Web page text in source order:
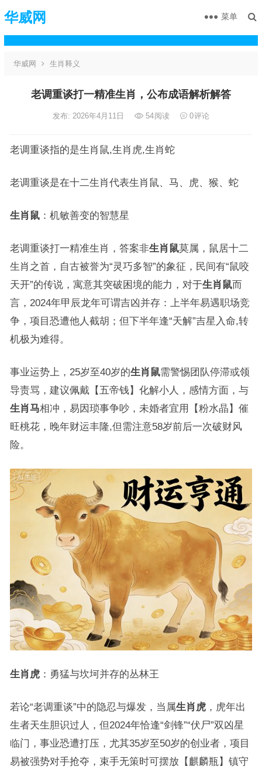
华威网 菜单
华威网 生肖释义
老调重谈打一精准生肖，公布成语解析解答
发布: 2026年4月11日 54阅读 0评论
老调重谈指的是生肖鼠,生肖虎,生肖蛇
老调重谈是在十二生肖代表生肖鼠、马、虎、猴、蛇
生肖鼠：机敏善变的智慧星
老调重谈打一精准生肖，答案非生肖鼠莫属，鼠居十二
生肖之首，自古被誉为“灵巧多智”的象征，民间有“鼠咬
天开”的传说，寓意其突破困境的能力，对于生肖鼠而
言，2024年甲辰龙年可谓吉凶并存：上半年易遇职场竞
争，项目恐遭他人截胡；但下半年逢“天解”吉星入命,转
机极为难得。
事业运势上，25岁至40岁的生肖鼠需警惕团队停滞或领
导责骂，建议佩戴【五帝钱】化解小人，感情方面，与
生肖马相冲，易因琐事争吵，未婚者宜用【粉水晶】催
旺桃花，晚年财运丰隆,但需注意58岁前后一次破财风
险。
生肖虎：勇猛与坎坷并存的丛林王
若论“老调重谈”中的隐忍与爆发，当属生肖虎，虎年出
生者天生胆识过人，但2024年恰逢“剑锋”“伏尸”双凶星
临门，事业恐遭打压，尤其35岁至50岁的创业者，项目
易被强势对手抢夺，束手无策时可摆放【麒麟瓶】镇守